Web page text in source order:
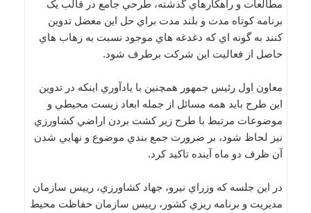
مطالعات و راهكارهاي گذشته، طرحي جامع در قالب يک
برنامه كوتاه مدت و بلند مدت براي حل اين معضل تدوين
كنند به گونه اي كه دغدغه هاي موجود نسبت به زهاب هاي
حاصل از فعاليت اين شركت برطرف شود.
معاون اول رئیس جمهور همچنين با يادآوري اينكه در تدوين
اين طرح بايد همه مسائل از جمله ابعاد زيست محيطي و
موضوعات مرتبط با طرح زير كشت بردن اراضي كشاورزي
نيز لحاظ شود، بر ضرورت جمع بندي موضوع و نهايي شدن
آن ظرف دو ماه آينده تاكيد كرد.
در اين جلسه كه وزراي نيرو، جهاد كشاورزي، رييس سازمان
مديريت و برنامه ريزي كشور، رييس سازمان حفاظت محيط